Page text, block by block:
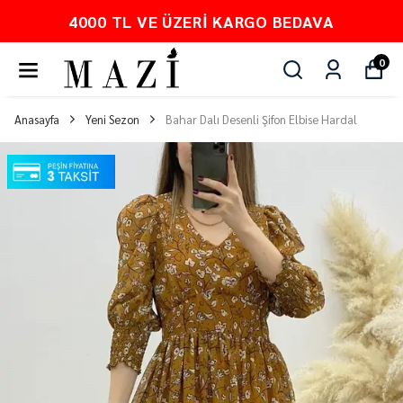
BEDAVA PEŞİN FİYATINA
0
Anasayfa Yeni Sezon Bahar Dalı Desenli Şifon Elbise Hardal